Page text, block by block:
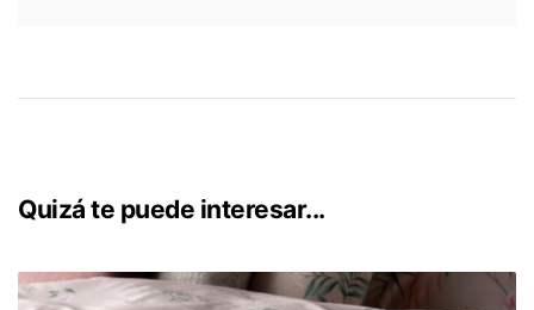
Quizá te puede interesar...